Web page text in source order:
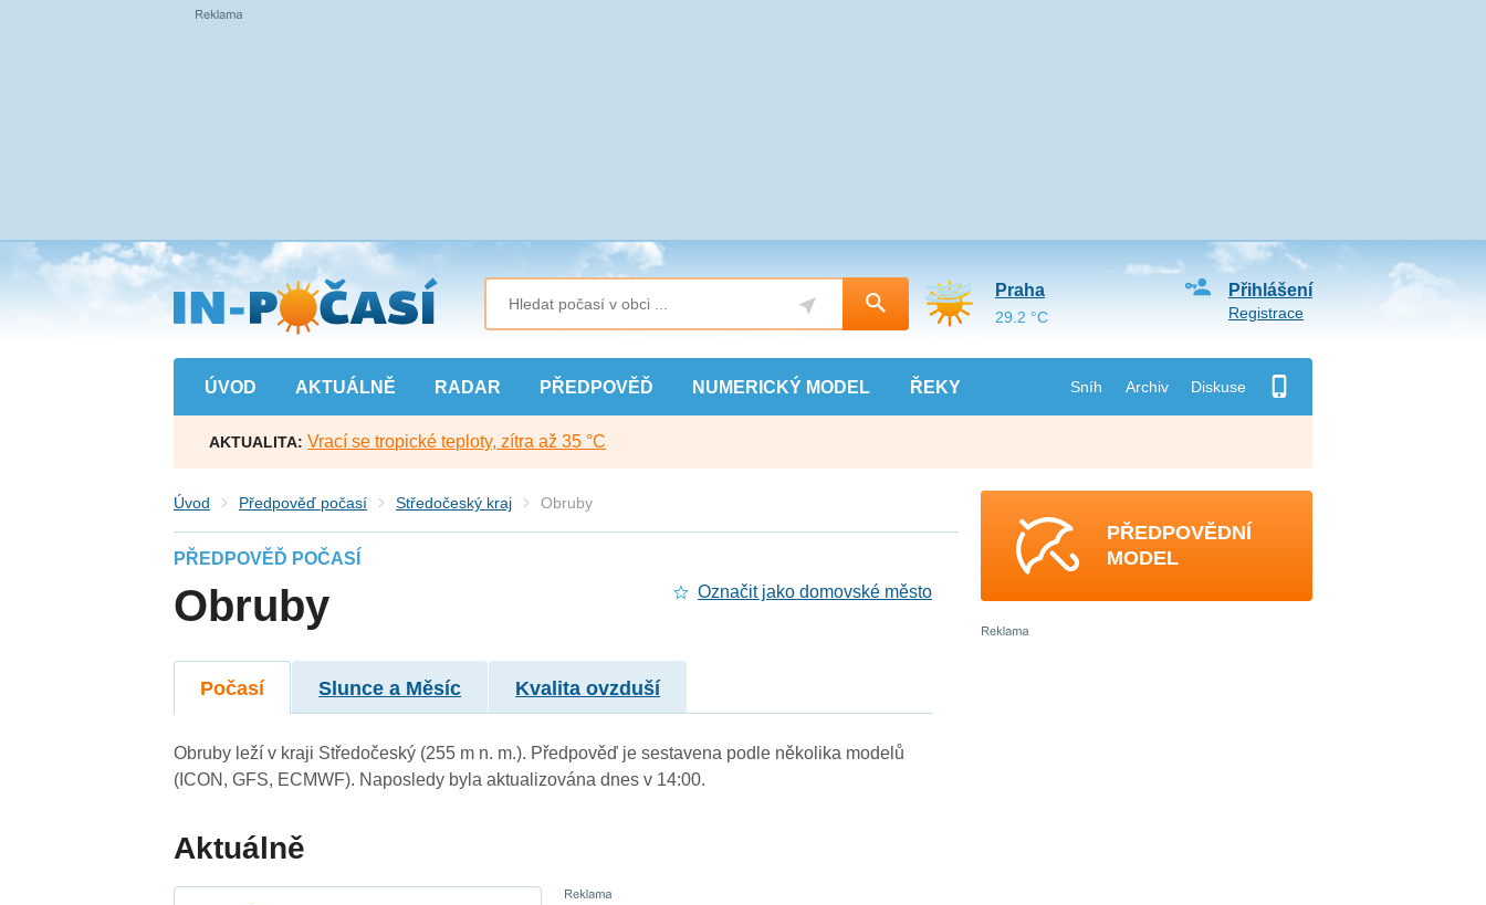
Přejít
na
hlavní
obsah
ÚVOD AKTUÁLNĚ RADAR PŘEDPOVĚĎ NUMERICKÝ MODEL ŘEKY Sníh Archiv Diskuse
Přihlášení
Registrace
Praha
29.2 °C
AKTUALITA: Vrací se tropické teploty, zítra až 35 °C
Úvod Předpověď počasí Středočeský kraj Obruby
PŘEDPOVĚĎ POČASÍ
Obruby Označit jako domovské město
Počasí Slunce a Měsíc Kvalita ovzduší
Obruby leží v kraji Středočeský (255 m n. m.). Předpověď je sestavena podle několika modelů
(ICON, GFS, ECMWF). Naposledy byla aktualizována dnes v 14:00.
Aktuálně
PŘEDPOVĚDNÍ
MODEL